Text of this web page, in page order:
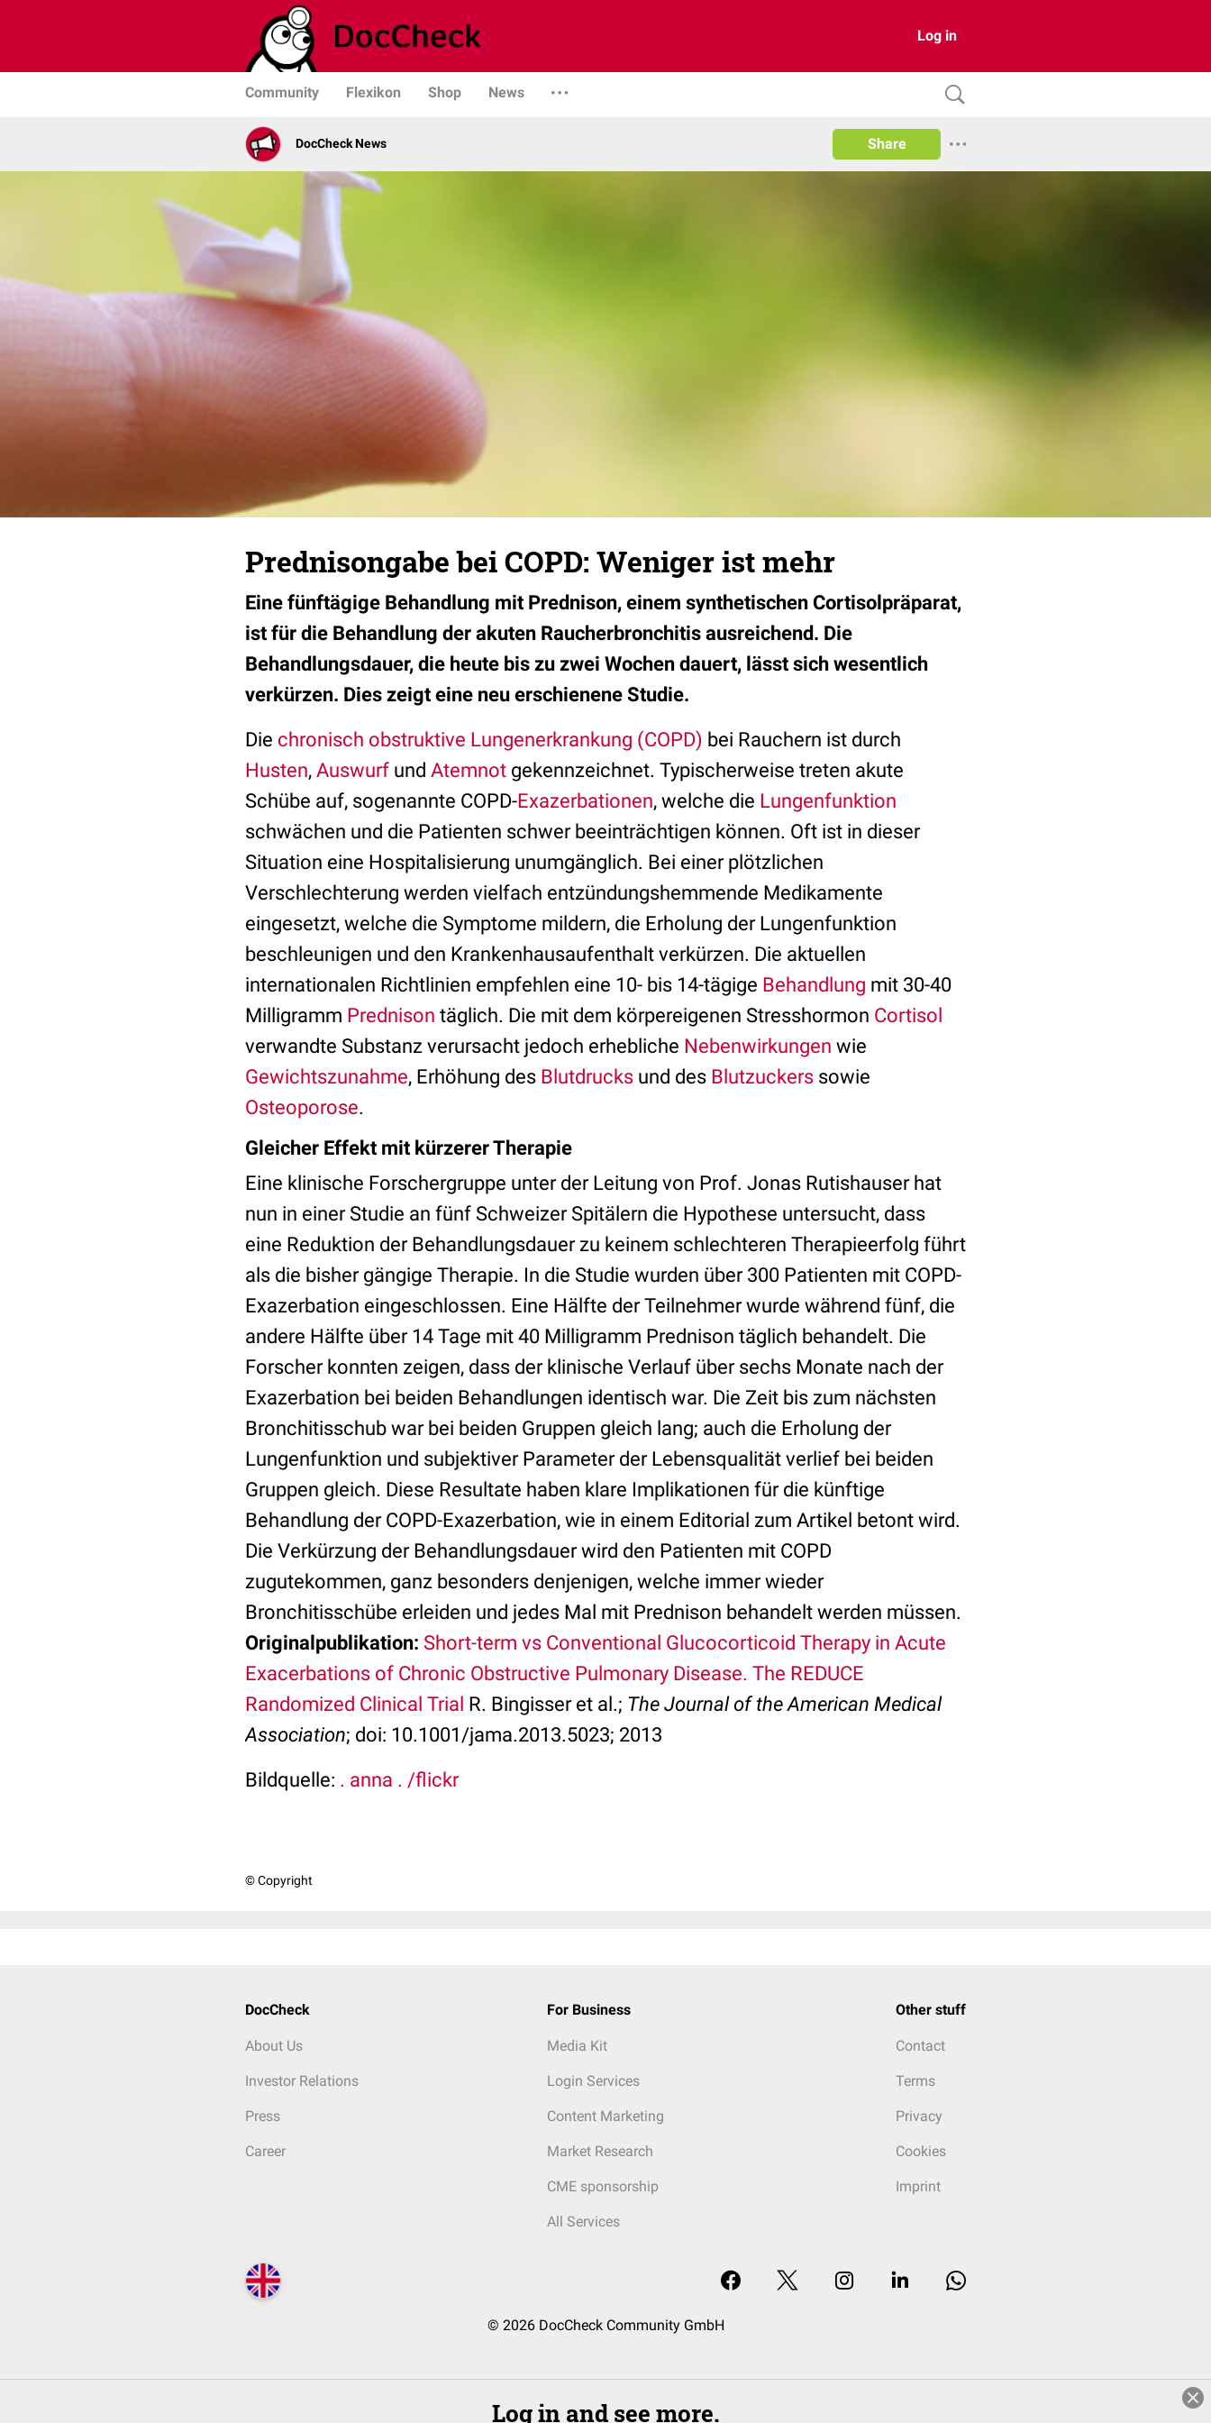
Log in
Community Flexikon Shop News
DocCheck News Share
Prednisongabe bei COPD: Weniger ist mehr
Eine fünftägige Behandlung mit Prednison, einem synthetischen Cortisolpräparat,
ist für die Behandlung der akuten Raucherbronchitis ausreichend. Die
Behandlungsdauer, die heute bis zu zwei Wochen dauert, lässt sich wesentlich
verkürzen. Dies zeigt eine neu erschienene Studie.
Die chronisch obstruktive Lungenerkrankung (COPD) bei Rauchern ist durch
Husten, Auswurf und Atemnot gekennzeichnet. Typischerweise treten akute
Schübe auf, sogenannte COPD-Exazerbationen, welche die Lungenfunktion
schwächen und die Patienten schwer beeinträchtigen können. Oft ist in dieser
Situation eine Hospitalisierung unumgänglich. Bei einer plötzlichen
Verschlechterung werden vielfach entzündungshemmende Medikamente
eingesetzt, welche die Symptome mildern, die Erholung der Lungenfunktion
beschleunigen und den Krankenhausaufenthalt verkürzen. Die aktuellen
internationalen Richtlinien empfehlen eine 10- bis 14-tägige Behandlung mit 30-40
Milligramm Prednison täglich. Die mit dem körpereigenen Stresshormon Cortisol
verwandte Substanz verursacht jedoch erhebliche Nebenwirkungen wie
Gewichtszunahme, Erhöhung des Blutdrucks und des Blutzuckers sowie
Osteoporose.
Gleicher Effekt mit kürzerer Therapie
Eine klinische Forschergruppe unter der Leitung von Prof. Jonas Rutishauser hat
nun in einer Studie an fünf Schweizer Spitälern die Hypothese untersucht, dass
eine Reduktion der Behandlungsdauer zu keinem schlechteren Therapieerfolg führt
als die bisher gängige Therapie. In die Studie wurden über 300 Patienten mit COPD-
Exazerbation eingeschlossen. Eine Hälfte der Teilnehmer wurde während fünf, die
andere Hälfte über 14 Tage mit 40 Milligramm Prednison täglich behandelt. Die
Forscher konnten zeigen, dass der klinische Verlauf über sechs Monate nach der
Exazerbation bei beiden Behandlungen identisch war. Die Zeit bis zum nächsten
Bronchitisschub war bei beiden Gruppen gleich lang; auch die Erholung der
Lungenfunktion und subjektiver Parameter der Lebensqualität verlief bei beiden
Gruppen gleich. Diese Resultate haben klare Implikationen für die künftige
Behandlung der COPD-Exazerbation, wie in einem Editorial zum Artikel betont wird.
Die Verkürzung der Behandlungsdauer wird den Patienten mit COPD
zugutekommen, ganz besonders denjenigen, welche immer wieder
Bronchitisschübe erleiden und jedes Mal mit Prednison behandelt werden müssen.
Originalpublikation: Short-term vs Conventional Glucocorticoid Therapy in Acute
Exacerbations of Chronic Obstructive Pulmonary Disease. The REDUCE
Randomized Clinical Trial R. Bingisser et al.; The Journal of the American Medical
Association; doi: 10.1001/jama.2013.5023; 2013
Bildquelle: . anna . /flickr
© Copyright
DocCheck
About Us
Investor Relations
Press
Career
For Business
Media Kit
Login Services
Content Marketing
Market Research
CME sponsorship
All Services
Other stuff
Contact
Terms
Privacy
Cookies
Imprint
© 2026 DocCheck Community GmbH
Log in and see more.